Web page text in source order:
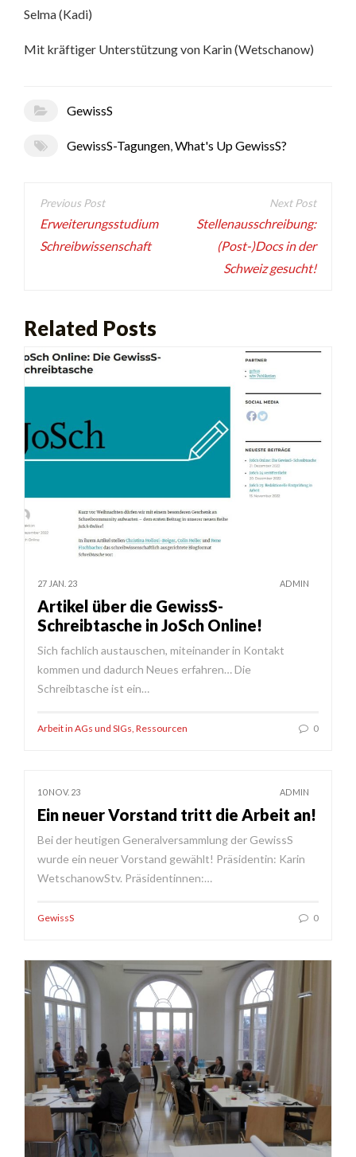
Selma (Kadi)
Mit kräftiger Unterstützung von Karin (Wetschanow)
GewissS
GewissS-Tagungen,What's Up GewissS?
Beitragsnavigation
Erweiterungsstudium
Schreibwissenschaft
Stellenausschreibung:
(Post-)Docs in der
Schweiz gesucht!
Related Posts
27 JAN. 23 ADMIN
Artikel über die GewissS-
Schreibtasche in JoSch Online!
Sich fachlich austauschen, miteinander in Kontakt
kommen und dadurch Neues erfahren… Die
Schreibtasche ist ein…
Arbeit in AGs und SIGs, Ressourcen 0
10 NOV. 23 ADMIN
Ein neuer Vorstand tritt die Arbeit an!
Bei der heutigen Generalversammlung der GewissS
wurde ein neuer Vorstand gewählt! Präsidentin: Karin
WetschanowStv. Präsidentinnen:…
GewissS 0